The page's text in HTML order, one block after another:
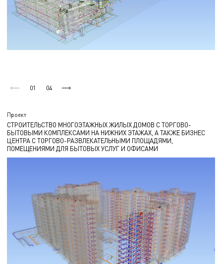
01 04
Проект
СТРОИТЕЛЬСТВО МНОГОЭТАЖНЫХ ЖИЛЫХ ДОМОВ С ТОРГОВО-
БЫТОВЫМИ КОМПЛЕКСАМИ НА НИЖНИХ ЭТАЖАХ, А ТАКЖЕ БИЗНЕС
ЦЕНТРА С ТОРГОВО-РАЗВЛЕКАТЕЛЬНЫМИ ПЛОЩАДЯМИ,
ПОМЕЩЕНИЯМИ ДЛЯ БЫТОВЫХ УСЛУГ И ОФИСАМИ